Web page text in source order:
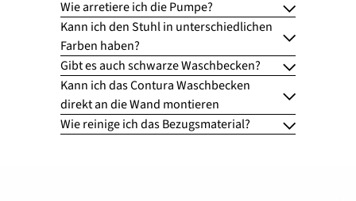
Wie arretiere ich die Pumpe?
Kann ich den Stuhl in unterschiedlichen
Farben haben?
Gibt es auch schwarze Waschbecken?
Kann ich das Contura Waschbecken
direkt an die Wand montieren
Wie reinige ich das Bezugsmaterial?